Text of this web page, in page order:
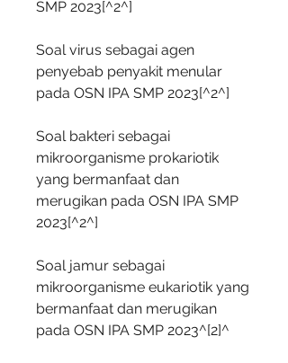
SMP 2023[^2^]
Soal virus sebagai agen
penyebab penyakit menular
pada OSN IPA SMP 2023[^2^]
Soal bakteri sebagai
mikroorganisme prokariotik
yang bermanfaat dan
merugikan pada OSN IPA SMP
2023[^2^]
Soal jamur sebagai
mikroorganisme eukariotik yang
bermanfaat dan merugikan
pada OSN IPA SMP 2023^[2]^